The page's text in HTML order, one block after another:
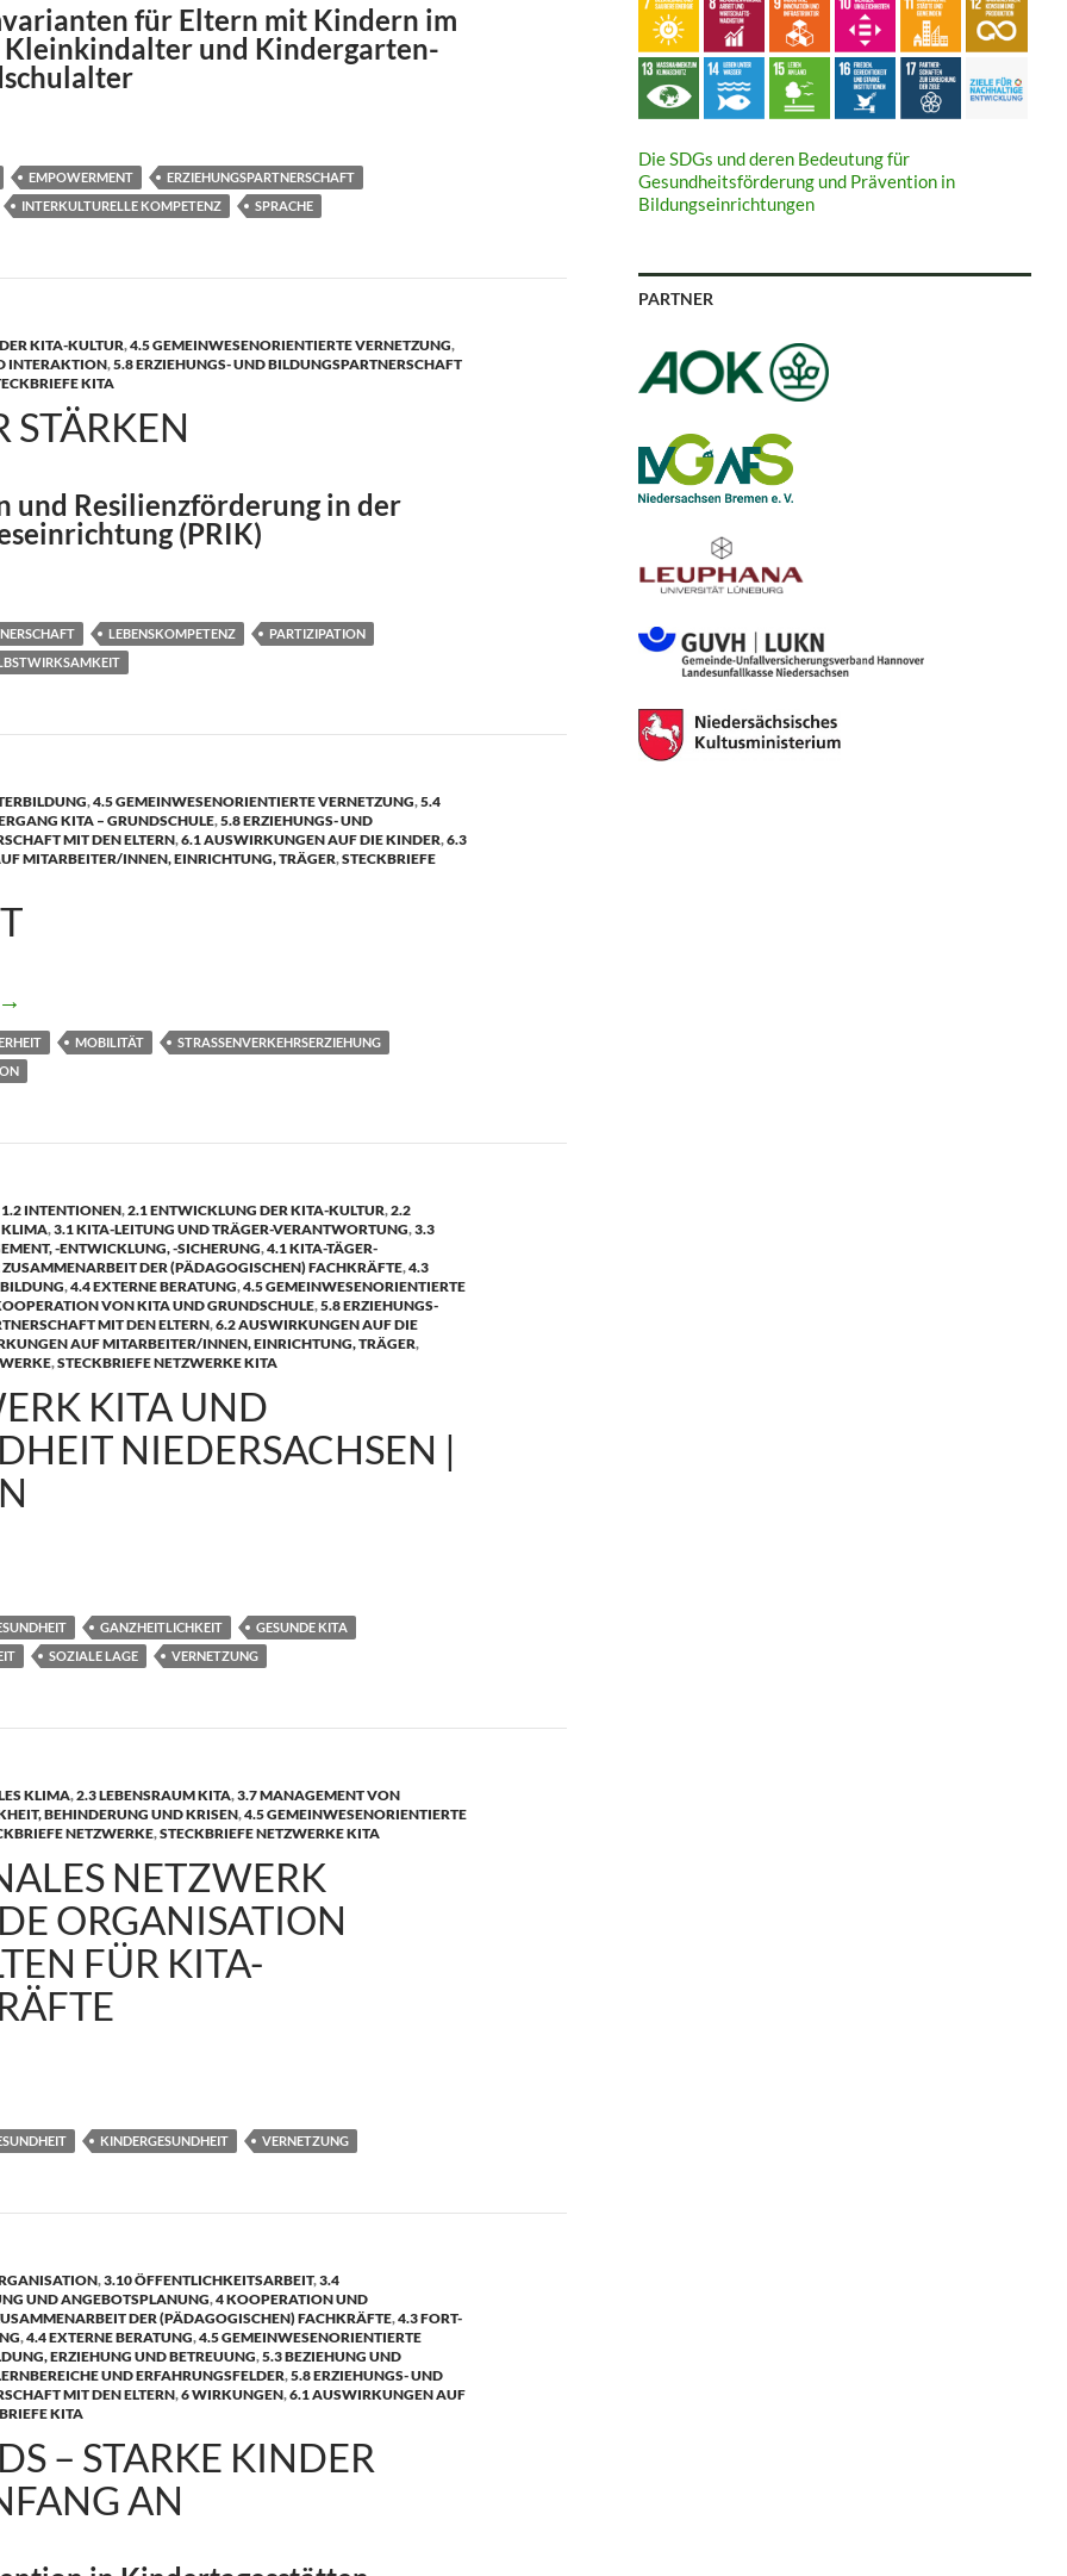
für Eltern mit Kindern im
Kleinkindalter und Kindergarten-
Nachbarschaft *
EMPOWERMENT
ERZIEHUNGSPARTNERSCHAFT
INTERKULTURELLE KOMPETENZ SPRACHE
KITA-KULTUR,4.5 GEMEINWESENORIENTIERTE VERNETZUNG,
INTERAKTION,5.8 ERZIEHUNGS- UND BILDUNGSPARTNERSCHAFT
KITA
STÄRKEN
und Resilienzförderung in der
(PRIK)
LEBENSKOMPETENZ
PARTIZIPATION
,4.5 GEMEINWESENORIENTIERTE VERNETZUNG,5.4
KITA – GRUNDSCHULE,5.8 ERZIEHUNGS- UND
MIT DEN ELTERN,6.1 AUSWIRKUNGEN AUF DIE KINDER,6.3
MITARBEITER/INNEN, EINRICHTUNG, TRÄGER,STECKBRIEFE
→
MOBILITÄT
STRASSENVERKEHRSERZIEHUNG
1.2 INTENTIONEN,2.1 ENTWICKLUNG DER KITA-KULTUR,2.2
KLIMA,3.1 KITA-LEITUNG UND TRÄGER-VERANTWORTUNG,3.3
-ENTWICKLUNG, -SICHERUNG,4.1 KITA-TÄGER-
ZUSAMMENARBEIT DER (PÄDAGOGISCHEN) FACHKRÄFTE,4.3
,4.4 EXTERNE BERATUNG,4.5 GEMEINWESENORIENTIERTE
VON KITA UND GRUNDSCHULE,5.8 ERZIEHUNGS-
MIT DEN ELTERN,6.2 AUSWIRKUNGEN AUF DIE
AUF MITARBEITER/INNEN, EINRICHTUNG, TRÄGER,
,STECKBRIEFE NETZWERKE KITA
KITA UND
NIEDERSACHSEN |
Gesundheit Niedersachsen | Bremen
GANZHEITLICHKEIT
GESUNDE KITA
SOZIALE LAGE VERNETZUNG
KLIMA,2.3 LEBENSRAUM KITA,3.7 MANAGEMENT VON
BEHINDERUNG UND KRISEN,4.5 GEMEINWESENORIENTIERTE
NETZWERKE,STECKBRIEFE NETZWERKE KITA
NETZWERK
ORGANISATION
FÜR KITA-
gesunde Organisation gestalten für Kita-Fachkräfte
KINDERGESUNDHEIT VERNETZUNG
,3.10 ÖFFENTLICHKEITSARBEIT,3.4
UND ANGEBOTSPLANUNG,4 KOOPERATION UND
DER (PÄDAGOGISCHEN) FACHKRÄFTE,4.3 FORT-
,4.4 EXTERNE BERATUNG,4.5 GEMEINWESENORIENTIERTE
ERZIEHUNG UND BETREUUNG,5.3 BEZIEHUNG UND
UND ERFAHRUNGSFELDER,5.8 ERZIEHUNGS- UND
MIT DEN ELTERN,6 WIRKUNGEN,6.1 AUSWIRKUNGEN AUF
KITA
– STARKE KINDER
AN
Die SDGs und deren Bedeutung für
Gesundheitsförderung und Prävention in
Bildungseinrichtungen
PARTNER